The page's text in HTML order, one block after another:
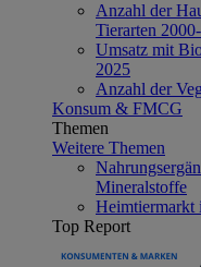
Anzahl der
Tierarten
Umsatz mit
2025
Anzahl der
Konsum & FMCG
Themen
Weitere Themen
Mineralstoffe
Heimtiermarkt
Top Report